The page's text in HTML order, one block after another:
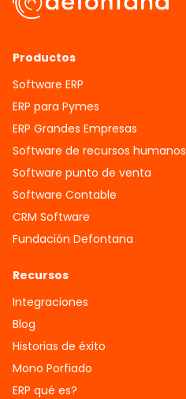
Productos
Software ERP
ERP para Pymes
ERP Grandes Empresas
Software de recursos humanos
Software punto de venta
Software Contable
CRM Software
Fundación Defontana
Recursos
Integraciones
Blog
Historias de éxito
Mono Porfiado
ERP qué es?